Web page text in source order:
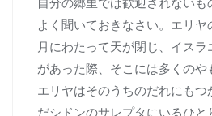
よく聞いておきなさい。エリ
月にわたって天が閉じ、イス
があった際、そこには多くのや
エリヤはそのうちのだれにもつ
だシドンのサレプタにいるひと